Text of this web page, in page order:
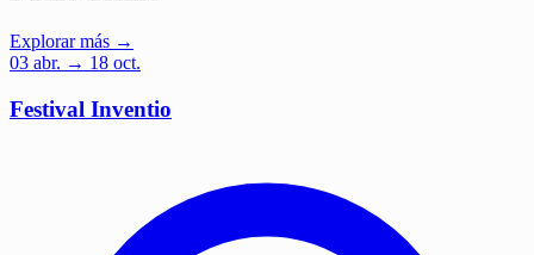
Explorar más →
03 abr. → 18 oct.
Festival Inventio